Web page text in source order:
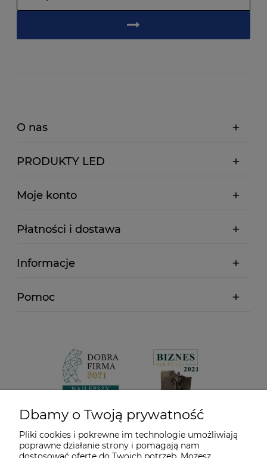
O nas
PRODUKTY LED
Moje konto
Płatności i dostawa
Informacje
Pomoc
Dbamy o Twoją prywatność
Pliki cookies i pokrewne im technologie umożliwiają
poprawne działanie strony i pomagają nam